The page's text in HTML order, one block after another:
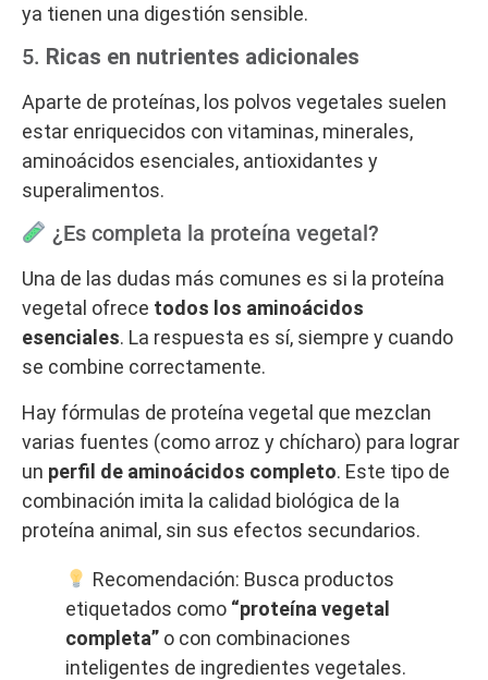
ya tienen una digestión sensible.
5. Ricas en nutrientes adicionales
Aparte de proteínas, los polvos vegetales suelen
estar enriquecidos con vitaminas, minerales,
aminoácidos esenciales, antioxidantes y
superalimentos.
¿Es completa la proteína vegetal?
Una de las dudas más comunes es si la proteína
vegetal ofrece todos los aminoácidos
esenciales. La respuesta es sí, siempre y cuando
se combine correctamente.
Hay fórmulas de proteína vegetal que mezclan
varias fuentes (como arroz y chícharo) para lograr
un perfil de aminoácidos completo. Este tipo de
combinación imita la calidad biológica de la
proteína animal, sin sus efectos secundarios.
Recomendación: Busca productos
etiquetados como “proteína vegetal
completa” o con combinaciones
inteligentes de ingredientes vegetales.